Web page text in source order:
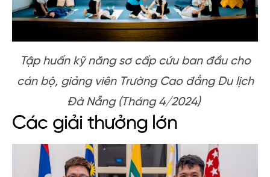
Tập huấn kỹ năng sơ cấp cứu ban đầu cho
cán bộ, giảng viên Trường Cao đẳng Du lịch
Đà Nẵng (Tháng 4/2024)
Các giải thưởng lớn